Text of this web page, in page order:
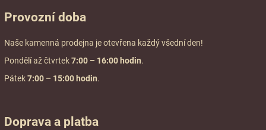
Provozní doba
Naše kamenná prodejna je otevřena každý všední den!
Pondělí až čtvrtek7:00 – 16:00 hodin.
Pátek7:00 – 15:00 hodin.
Doprava a platba